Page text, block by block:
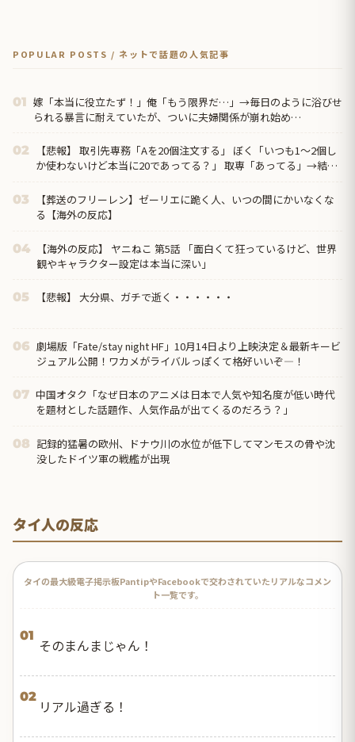
POPULAR POSTS / ネットで話題の人気記事
01 嫁「本当に役立たず！」俺「もう限界だ…」→毎日のように浴びせ
られる暴言に耐えていたが、ついに夫婦関係が崩れ始め…
02
【悲報】 取引先専務「Aを20個注文する」 ぼく「いつも1～2個し
か使わないけど本当に20であってる？」 取専「あってる」→結果
03
【葬送のフリーレン】ゼーリエに跪く人、いつの間にかいなくな
る【海外の反応】
04
【海外の反応】 ヤニねこ 第5話 「面白くて狂っているけど、世界
観やキャラクター設定は本当に深い」
05 【悲報】 大分県、ガチで逝く・・・・・・
06 劇場版「Fate/stay night HF」10月14日より上映決定＆最新キービ
ジュアル公開！ワカメがライバルっぽくて格好いいぞ―！
07 中国オタク「なぜ日本のアニメは日本で人気や知名度が低い時代
を題材とした話題作、人気作品が出てくるのだろう？」
08 記録的猛暑の欧州、ドナウ川の水位が低下してマンモスの骨や沈
没したドイツ軍の戦艦が出現
タイ人の反応
タイの最大級電子掲示板PantipやFacebookで交わされていたリアルなコメン
ト一覧です。
01
そのまんまじゃん！
02
リアル過ぎる！